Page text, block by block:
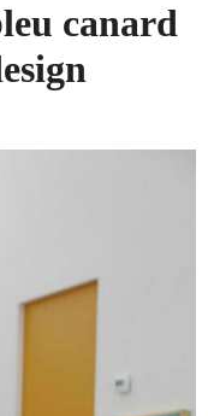
canard